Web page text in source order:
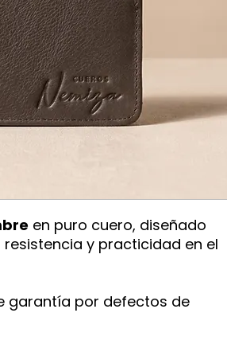
en puro cuero, diseñado
y practicidad en el
garantía por defectos de